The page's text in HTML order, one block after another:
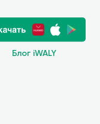
Блог iWALY